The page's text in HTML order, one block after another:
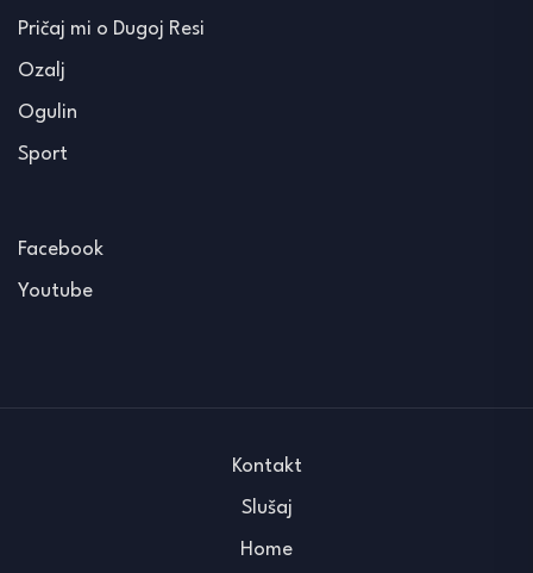
Pričaj mi o Dugoj Resi
Ozalj
Ogulin
Sport
Facebook
Youtube
Kontakt
Slušaj
Home